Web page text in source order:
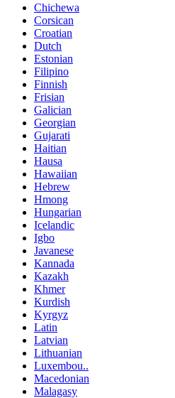
Chichewa
Corsican
Croatian
Dutch
Estonian
Filipino
Finnish
Frisian
Galician
Georgian
Gujarati
Haitian
Hausa
Hawaiian
Hebrew
Hmong
Hungarian
Icelandic
Igbo
Javanese
Kannada
Kazakh
Khmer
Kurdish
Kyrgyz
Latin
Latvian
Lithuanian
Luxembou..
Macedonian
Malagasy